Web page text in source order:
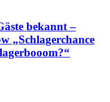
bekannt –
„Schlagerchance